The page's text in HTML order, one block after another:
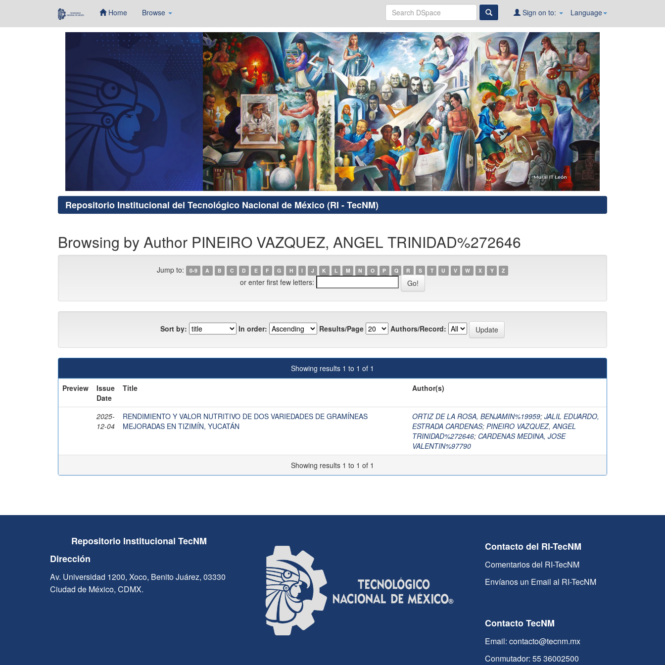
Home Browse Language
Sign on to:
Repositorio Institucional del Tecnológico Nacional de México (RI - TecNM)
Browsing by Author PINEIRO VAZQUEZ, ANGEL TRINIDAD%272646
Jump to: 0-9 A B C D E F G H I J K L M N O P Q R S T U V W X Y Z
or enter first few letters:
Sort by: In order: Results/Page Authors/Record:
Showing results 1 to 1 of 1
Preview
Issue
Date
Title Author(s)
2025-
12-04
RENDIMIENTO Y VALOR NUTRITIVO DE DOS VARIEDADES DE GRAMÍNEAS
MEJORADAS EN TIZIMÍN, YUCATÁN
ORTIZ DE LA ROSA, BENJAMIN%19959; JALIL EDUARDO,
ESTRADA CARDENAS; PINEIRO VAZQUEZ, ANGEL
TRINIDAD%272646; CARDENAS MEDINA, JOSE
VALENTIN%97790
Showing results 1 to 1 of 1
Repositorio Institucional TecNM
Dirección
Av. Universidad 1200, Xoco, Benito Juárez, 03330
Ciudad de México, CDMX.
Contacto del RI-TecNM
Comentarios del RI-TecNM
Envíanos un Email al RI-TecNM
Contacto TecNM
Email: contacto@tecnm.mx
Conmutador: 55 36002500